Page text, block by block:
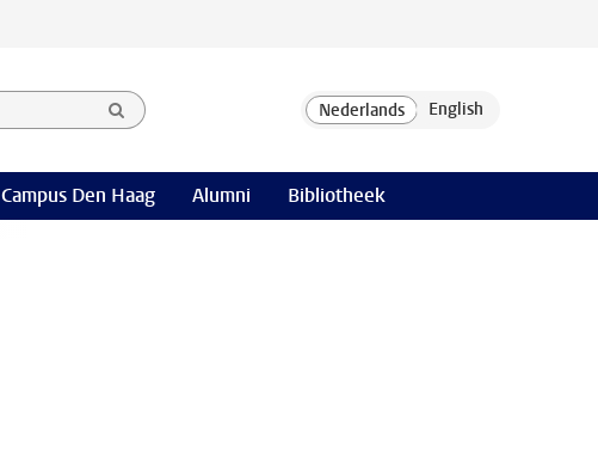
Campus Den Haag Alumni Bibliotheek